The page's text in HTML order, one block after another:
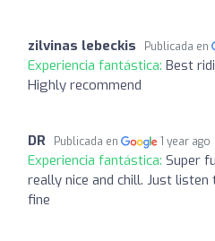
zilvinas lebeckis Publicada en
Experiencia fantástica: Best
Highly recommend
DR Publicada en 1 year ago
Experiencia fantástica: Super
really nice and chill. Just listen
fine